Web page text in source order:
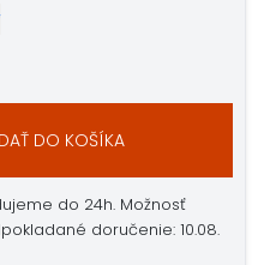
DO KOŠÍKA
do 24h. Možnosť
doručenie: 10.08.